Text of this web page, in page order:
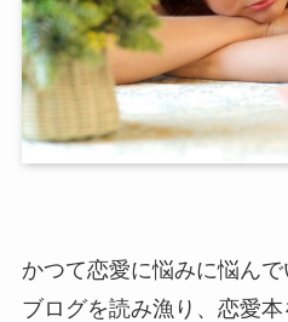
かつて恋愛に悩みに悩ん
ブログを読み漁り、恋愛